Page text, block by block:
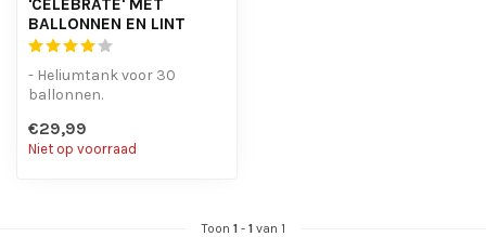
'CELEBRATE' MET
BALLONNEN EN LINT
- Heliumtank voor 30
ballonnen.
'Celebrate'
€29,99
Niet op voorraad
Toon 1- 1van 1